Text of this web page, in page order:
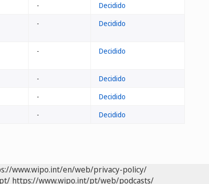
-
Decidido
- Decidido
- Decidido
-
Decidido
-
Decidido
- Decidido
www.wipo.int/en/web/privacy-policy/
https://www.wipo.int/pt/web/podcasts/